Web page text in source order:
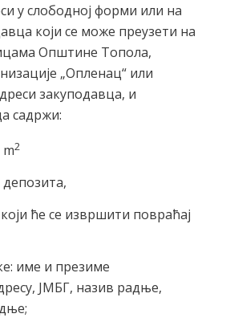
у слободној форми или на
који се може преузети на
Општине Топола,
„Опленац“ или
закуподавца, и
садржи:
2
ће се извршити повраћај
име и презиме
ЈМБГ, назив радње,